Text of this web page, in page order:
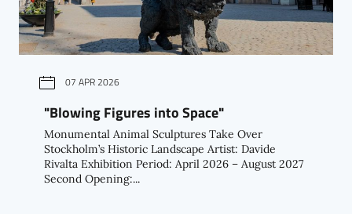
07 APR 2026
"Blowing Figures into Space"
Monumental Animal Sculptures Take Over
Stockholm’s Historic Landscape Artist: Davide
Rivalta Exhibition Period: April 2026 – August 2027
Second Opening:...